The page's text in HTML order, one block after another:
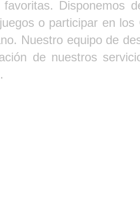
Disponemos
o participar en
Nuestro equipo de
de nuestros